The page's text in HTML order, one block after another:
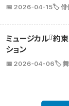
📅 2026-04-15🏷️ 俳
ミュージカル『約
ション
📅 2026-04-06🏷️ 舞